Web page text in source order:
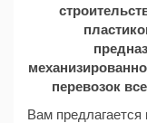
перевозок
Вам